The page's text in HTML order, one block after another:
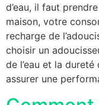
d’eau, il faut
maison, votre
recharge de
choisir un
de l’eau et la
assurer une